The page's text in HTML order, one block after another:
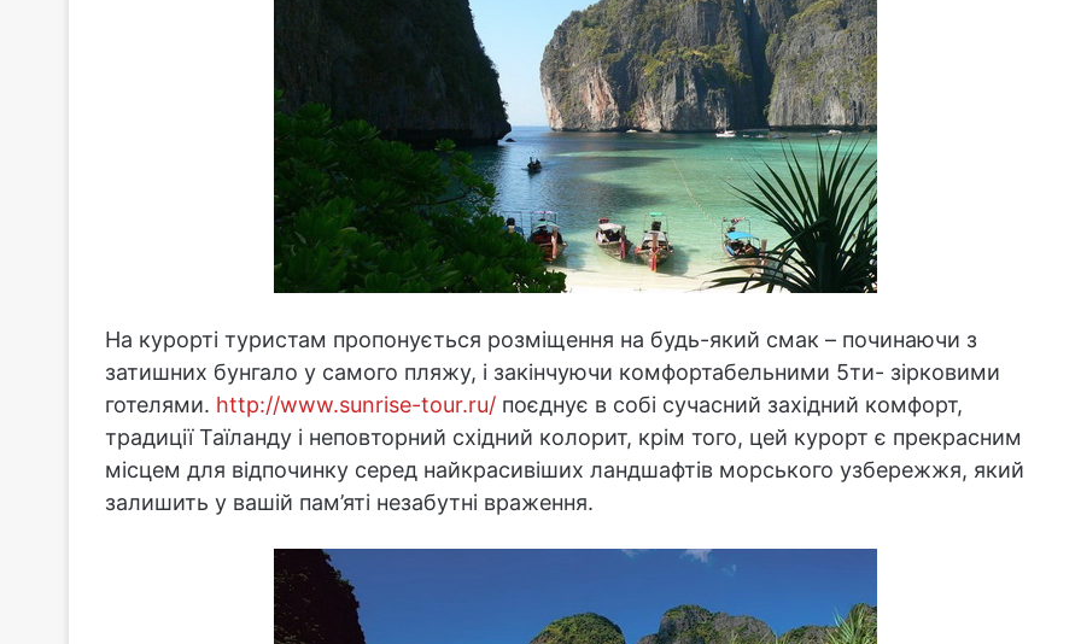
На курорті туристам пропонується розміщення на будь-який смак – починаючи з
затишних бунгало у самого пляжу, і закінчуючи комфортабельними 5ти- зірковими
готелями. http://www.sunrise-tour.ru/ поєднує в собі сучасний західний комфорт,
традиції Таїланду і неповторний східний колорит, крім того, цей курорт є прекрасним
місцем для відпочинку серед найкрасивіших ландшафтів морського узбережжя, який
залишить у вашій пам’яті незабутні враження.